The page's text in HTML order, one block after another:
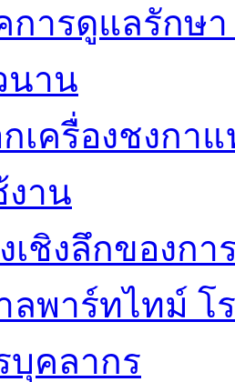
การดูแลรักษา
นาน
เครื่องชงกา
งาน
เชิงลึกของก
ลพาร์ทไทม์ โ
บุคลากร